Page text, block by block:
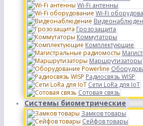
Wi-Fi антенны
Wi-Fi
Грозозащита
Коммутаторы
Комплектующие
Маршрутизаторы
Радиосвязь WISP
Сети LoRa для IoT
Сотовая связь
Системы биометрические
Замков товары
Сейфов товары